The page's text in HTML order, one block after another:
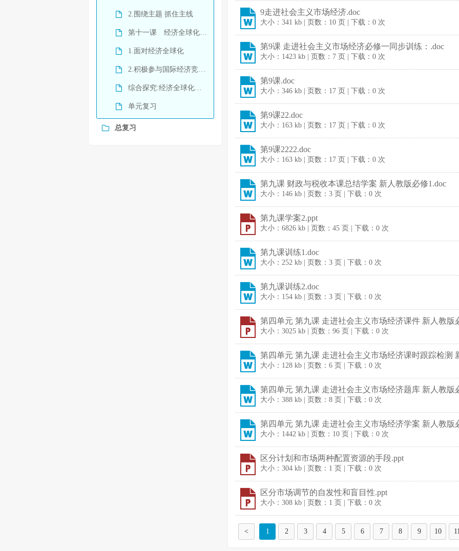
2.围绕主题 抓住主线
第十一课 经济全球化与对外开放
1.面对经济全球化
2.积极参与国际经济竞争与合作
综合探究:经济全球化与中国
单元复习
总复习
9走进社会主义市场经济.doc
大小：341 kb | 页数：10 页 | 下载：0 次
第9课 走进社会主义市场经济必修一同步训练：.doc
大小：1423 kb | 页数：7 页 | 下载：0 次
第9课.doc
大小：346 kb | 页数：17 页 | 下载：0 次
第9课22.doc
大小：163 kb | 页数：17 页 | 下载：0 次
第9课2222.doc
大小：163 kb | 页数：17 页 | 下载：0 次
第九课 财政与税收本课总结学案 新人教版必修1.doc
大小：146 kb | 页数：3 页 | 下载：0 次
第九课学案2.ppt
大小：6826 kb | 页数：45 页 | 下载：0 次
第九课训练1.doc
大小：252 kb | 页数：3 页 | 下载：0 次
第九课训练2.doc
大小：154 kb | 页数：3 页 | 下载：0 次
第四单元 第九课 走进社会主义市场经济课件 新人教版
大小：3025 kb | 页数：96 页 | 下载：0 次
第四单元 第九课 走进社会主义市场经济课时跟踪检测
大小：128 kb | 页数：6 页 | 下载：0 次
第四单元 第九课 走进社会主义市场经济题库 新人教版
大小：388 kb | 页数：8 页 | 下载：0 次
第四单元 第九课 走进社会主义市场经济学案 新人教版
大小：1442 kb | 页数：10 页 | 下载：0 次
区分计划和市场两种配置资源的手段.ppt
大小：304 kb | 页数：1 页 | 下载：0 次
区分市场调节的自发性和盲目性.ppt
大小：308 kb | 页数：1 页 | 下载：0 次
< 1 2 3 4 5 6 7 8 9 10